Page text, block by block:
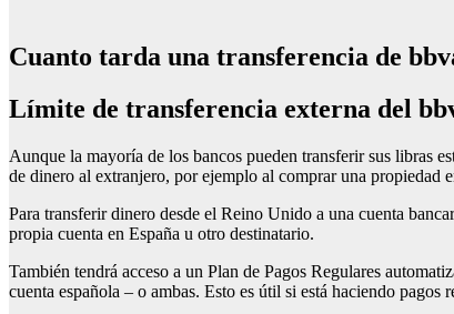
Cuanto tarda una transferencia de
Límite de transferencia externa del
Aunque la mayoría de los bancos pueden transferir sus libras
de dinero al extranjero, por ejemplo al comprar una propiedad
Para transferir dinero desde el Reino Unido a una cuenta
propia cuenta en España u otro destinatario.
También tendrá acceso a un Plan de Pagos Regulares
cuenta española – o ambas. Esto es útil si está haciendo